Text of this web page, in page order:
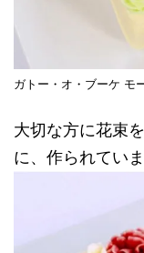
ガトー・オ・ブーケ モ
大切な方に花束
に、作られていま